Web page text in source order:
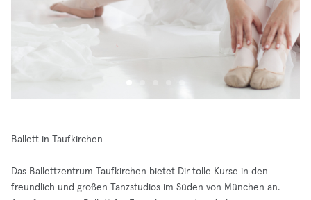
Ballett in Taufkirchen
Das Ballettzentrum Taufkirchen bietet Dir tolle Kurse in den
freundlich und großen Tanzstudios im Süden von München an.